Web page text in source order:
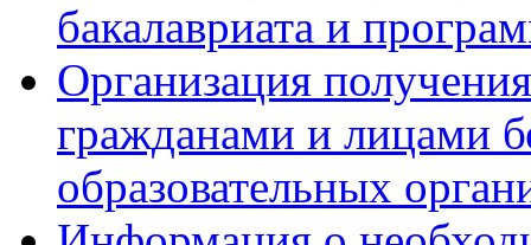
бакалавриата и
Организация
гражданами и лицами
образовательных